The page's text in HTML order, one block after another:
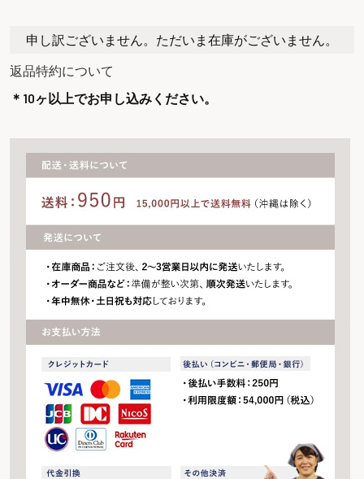
申し訳ございません。ただいま在庫がございません。
返品特約について
＊10ヶ以上でお申し込みください。